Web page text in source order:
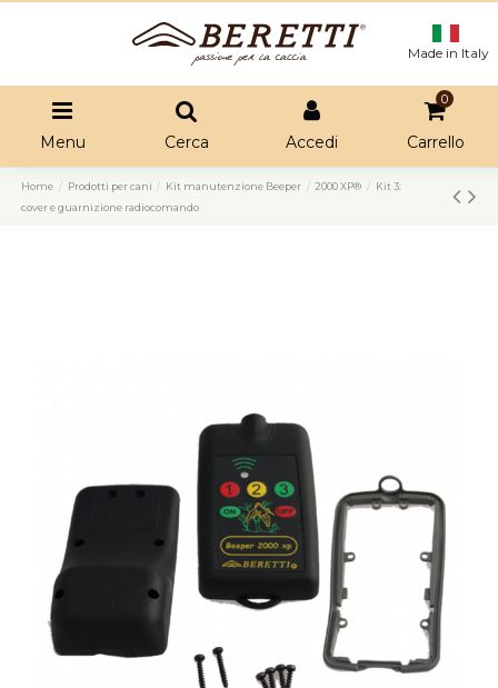
Made in Italy
Menu Cerca Accedi
0
Carrello
Home Prodotti per cani Kit manutenzione Beeper 2000 XP®
Kit 3:
cover e guarnizione radiocomando